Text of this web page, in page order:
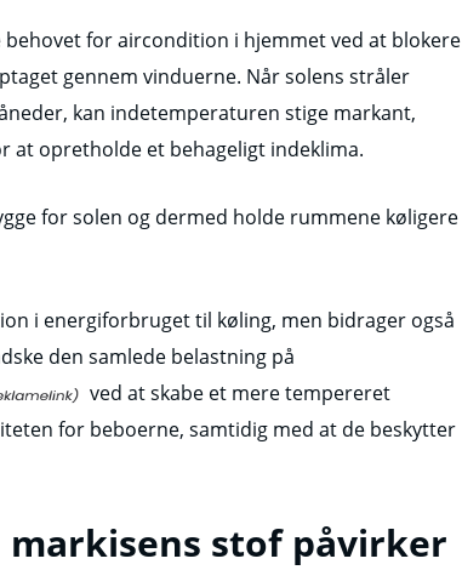
for aircondition i hjemmet ved at blokere
gennem vinduerne. Når solens stråler
kan indetemperaturen stige markant,
at opretholde et behageligt indeklima.
for solen og dermed holde rummene køligere
i energiforbruget til køling, men bidrager også
den samlede belastning på
ved at skabe et mere tempereret
for beboerne, samtidig med at de beskytter
stof påvirker